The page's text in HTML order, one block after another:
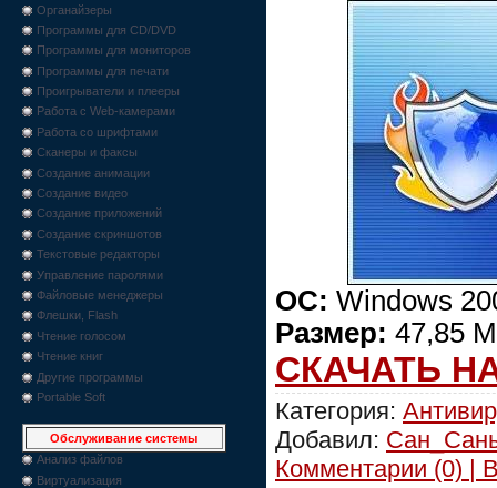
Органайзеры
Программы для CD/DVD
Программы для мониторов
Программы для печати
Проигрыватели и плееры
Работа с Web-камерами
Работа со шрифтами
Сканеры и факсы
Создание анимации
Создание видео
Создание приложений
Создание скриншотов
Текстовые редакторы
Управление паролями
Файловые менеджеры
Флешки, Flash
Чтение голосом
Чтение книг
Другие программы
Portable Soft
Обслуживание системы
Анализ файлов
Виртуализация
ОС: Windows
Размер: 47,85
СКАЧАТЬ
Категория:
Добавил:
Комментарии (0) |